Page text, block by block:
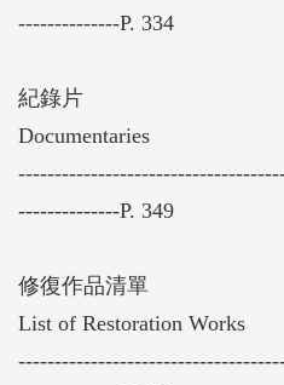
--------------P. 334
紀錄片
Documentaries
--------------P. 349
修復作品清單
List of Restoration Works